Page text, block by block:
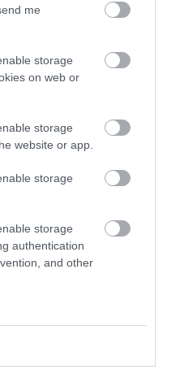
me
storage
on web or
storage
website or app.
storage
storage
authentication
and other